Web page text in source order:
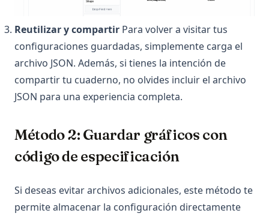
Reutilizar y compartir Para volver a visitar tus
configuraciones guardadas, simplemente carga el
archivo JSON. Además, si tienes la intención de
compartir tu cuaderno, no olvides incluir el archivo
JSON para una experiencia completa.
Método 2: Guardar gráficos con
código de especificación
Si deseas evitar archivos adicionales, este método te
permite almacenar la configuración directamente